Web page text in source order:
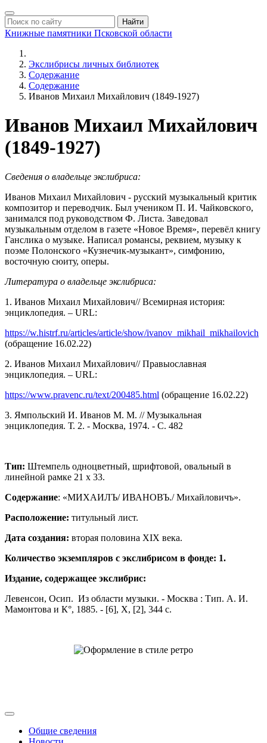
Найти
Книжные памятники Псковской области
Экслибрисы личных библиотек
Содержание
Содержание
Иванов Михаил Михайлович (1849-1927)
Иванов Михаил Михайлович
(1849-1927)
Сведения о владельце экслибриса:
Иванов Михаил Михайлович - русский музыкальный критик
композитор и переводчик. Был учеником П. И. Чайковского,
занимался под руководством Ф. Листа. Заведовал
музыкальным отделом в газете «Новое Время», перевёл книгу
Ганслика о музыке. Написал романсы, реквием, музыку к
поэме Полонского «Кузнечик-музыкант», симфонию,
восточную сюиту, оперы.
Литература о владельце экслибриса:
1. Иванов Михаил Михайлович// Всемирная история:
энциклопедия. – URL:
https://w.histrf.ru/articles/article/show/ivanov_mikhail_mikhailovich
(обращение 16.02.22)
2. Иванов Михаил Михайлович// Правыославная
энциклопедия. – URL:
https://www.pravenc.ru/text/200485.html (обращение 16.02.22)
3. Ямпольский И. Иванов М. М. // Музыкальная
энциклопедия. Т. 2. - Москва, 1974. - С. 482
Тип: Штемпель одноцветный, шрифтовой, овальный в
линейной рамке 21 х 33.
Содержание: «МИХАИЛЪ/ ИВАНОВЪ./ Михайловичъ».
Расположение: титульный лист.
Дата создания: вторая половина ХIХ века.
Количество экземпляров с экслибрисом в фонде: 1.
Издание, содержащее экслибрис:
Левенсон, Осип. Из области музыки. - Москва : Тип. А. И.
Мамонтова и К°, 1885. - [6], X, [2], 344 с.
Общие сведения